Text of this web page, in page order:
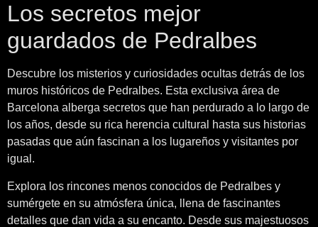
Los secretos mejor
guardados de Pedralbes
Descubre los misterios y curiosidades ocultas detrás de los
muros históricos de Pedralbes. Esta exclusiva área de
Barcelona alberga secretos que han perdurado a lo largo de
los años, desde su rica herencia cultural hasta sus historias
pasadas que aún fascinan a los lugareños y visitantes por
igual.
Explora los rincones menos conocidos de Pedralbes y
sumérgete en su atmósfera única, llena de fascinantes
detalles que dan vida a su encanto. Desde sus majestuosos